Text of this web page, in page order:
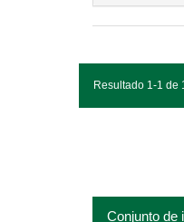
Resultado 1-1 de
Conjunto de